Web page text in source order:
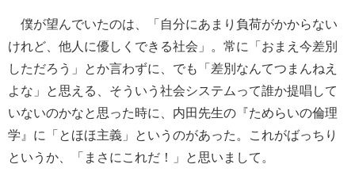
僕が望んでいたのは、「自分にあまり負荷がかからない
けれど、他人に優しくできる社会」。常に「おまえ今差別
しただろう」とか言わずに、でも「差別なんてつまんねえ
よな」と思える、そういう社会システムって誰か提唱して
いないのかなと思った時に、内田先生の『ためらいの倫理
学』に「とほほ主義」というのがあった。これがばっちり
というか、「まさにこれだ！」と思いまして。